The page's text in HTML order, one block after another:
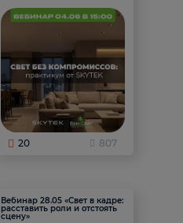
20 807
Вебинар 28.05 «Свет в кадре:
расставить роли и отстоять
сцену»